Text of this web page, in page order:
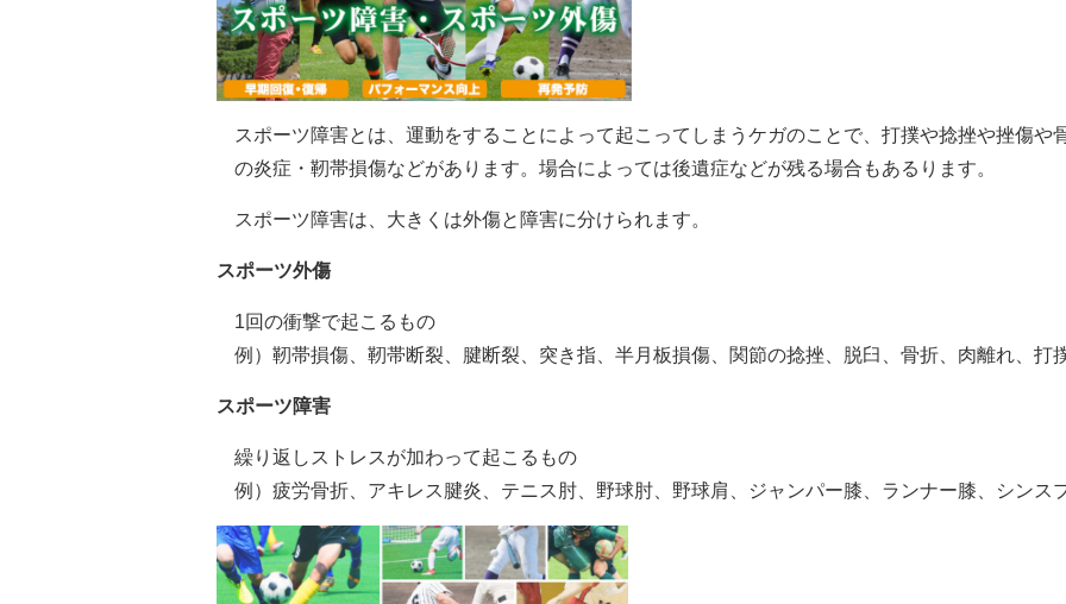
スポーツ障害とは、運動をすることによって起こってしまうケガのことで、打撲や捻挫や挫傷や
の炎症・靭帯損傷などがあります。場合によっては後遺症などが残る場合もあるります。
スポーツ障害は、大きくは外傷と障害に分けられます。
スポーツ外傷
1回の衝撃で起こるもの
例）靭帯損傷、靭帯断裂、腱断裂、突き指、半月板損傷、関節の捻挫、脱臼、骨折、肉離れ、打
スポーツ障害
繰り返しストレスが加わって起こるもの
例）疲労骨折、アキレス腱炎、テニス肘、野球肘、野球肩、ジャンパー膝、ランナー膝、シンス